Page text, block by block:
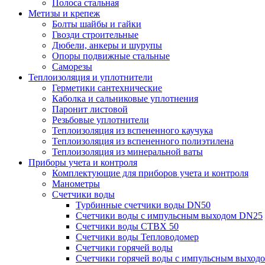
Полоса стальная
Метизы и крепеж
Болты шайбы и гайки
Гвозди строительные
Дюбели, анкеры и шурупы
Опоры подвижные стальные
Саморезы
Теплоизоляция и уплотнители
Герметики сантехнические
Каболка и сальниковые уплотнения
Паронит листовой
Резьбовые уплотнители
Теплоизоляция из вспененного каучука
Теплоизоляция из вспененного полиэтилена
Теплоизоляция из минеральной ваты
Приборы учета и контроля
Комплектующие для приборов учета и контроля
Манометры
Счетчики воды
Турбинные счетчики воды DN50
Счетчики воды с импульсным выходом DN25
Счетчики воды СТВХ 50
Счетчики воды Тепловодомер
Счетчики горячей воды
Счетчики горячей воды с импульсным